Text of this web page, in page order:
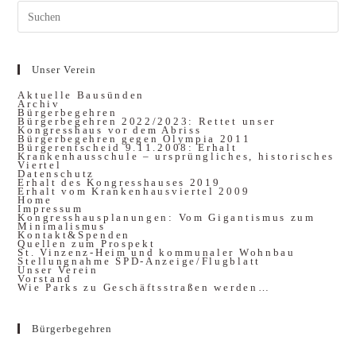
Unser Verein
Aktuelle Bausünden
Archiv
Bürgerbegehren
Bürgerbegehren 2022/2023: Rettet unser
Kongresshaus vor dem Abriss
Bürgerbegehren gegen Olympia 2011
Bürgerentscheid 9.11.2008: Erhalt
Krankenhausschule – ursprüngliches, historisches
Viertel
Datenschutz
Erhalt des Kongresshauses 2019
Erhalt vom Krankenhausviertel 2009
Home
Impressum
Kongresshausplanungen: Vom Gigantismus zum
Minimalismus
Kontakt&Spenden
Quellen zum Prospekt
St. Vinzenz-Heim und kommunaler Wohnbau
Stellungnahme SPD-Anzeige/Flugblatt
Unser Verein
Vorstand
Wie Parks zu Geschäftsstraßen werden…
Bürgerbegehren